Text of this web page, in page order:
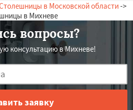
в Московской области->
в Михневе
вопросы?
консультацию в Михневе!